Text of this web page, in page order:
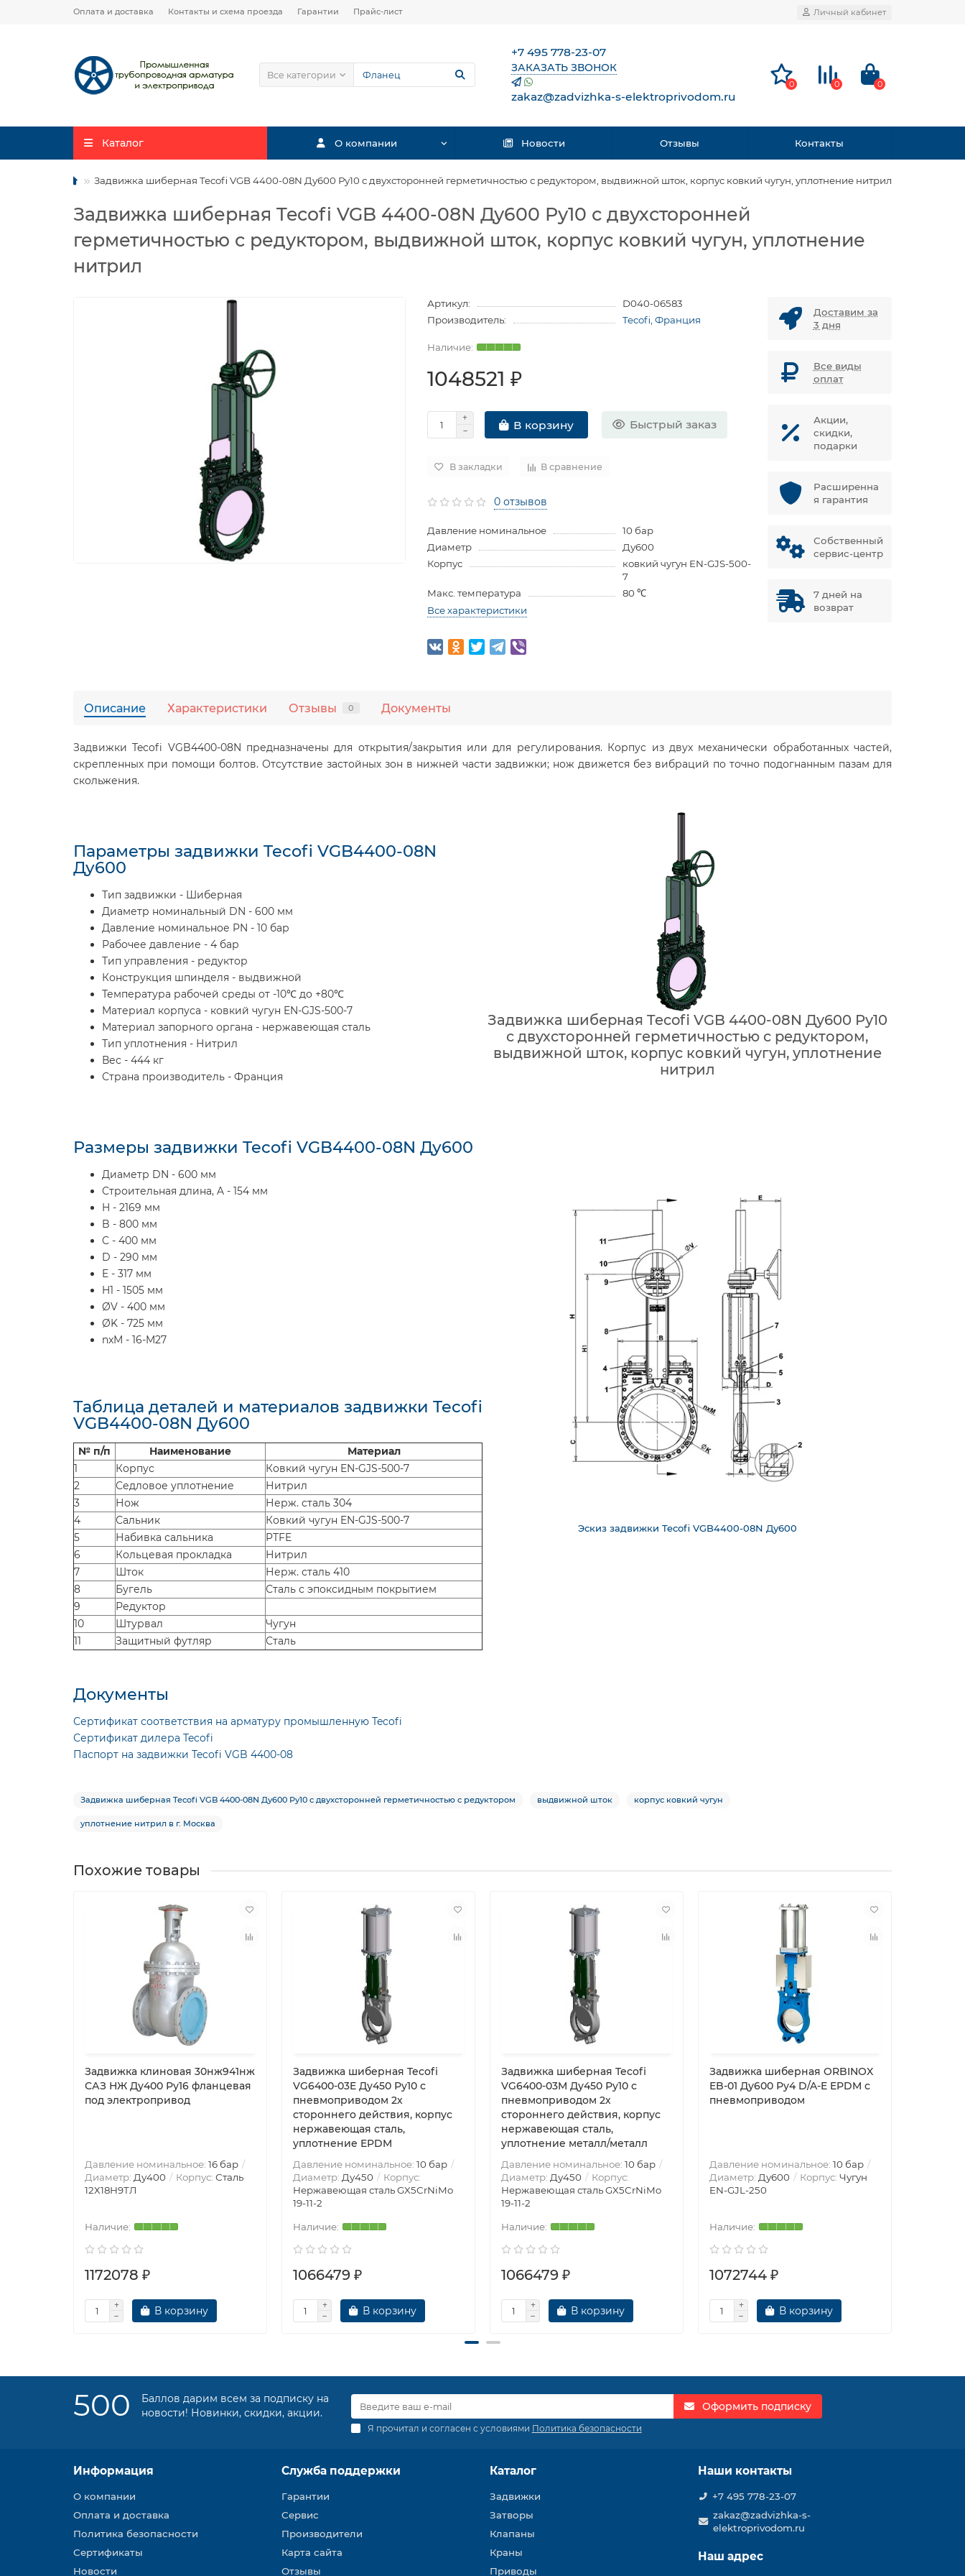
Оплата и доставка Контакты и схема проезда Гарантии Прайс-лист Личный кабинет
Все категории
+7 495 778-23-07
ЗАКАЗАТЬ ЗВОНОК
zakaz@zadvizhka-s-elektroprivodom.ru
0 0 0
Каталог О компании Новости Отзывы Контакты
Задвижка шиберная Tecofi VGB 4400-08N Ду600 Ру10 с двухсторонней герметичностью с редуктором, выдвижной шток, корпус ковкий чугун, уплотнение нитрил
Задвижка шиберная Tecofi VGB 4400-08N Ду600 Ру10 с двухсторонней
герметичностью с редуктором, выдвижной шток, корпус ковкий чугун, уплотнение
нитрил
Артикул:
D040-06583
Производитель:
Tecofi, Франция
1048521 ₽
В корзину Быстрый заказ
В закладки В сравнение
0 отзывов
Давление номинальное
10 бар
Диаметр
Ду600
Корпус
ковкий чугун EN-GJS-500-
7
Макс. температура
80 ℃
Все характеристики
Доставим за
3 дня
Все виды
оплат
Акции,
скидки,
подарки
Расширенна
я гарантия
Собственный
сервис-центр
7 дней на
возврат
Описание Характеристики Отзывы 0 Документы
Задвижки Tecofi VGB4400-08N предназначены для открытия/закрытия или для регулирования. Корпус из двух механически обработанных частей,
скрепленных при помощи болтов. Отсутствие застойных зон в нижней части задвижки; нож движется без вибраций по точно подогнанным пазам для
скольжения.
Параметры задвижки Tecofi VGB4400-08N
Ду600
Тип задвижки - Шиберная
Диаметр номинальный DN - 600 мм
Давление номинальное PN - 10 бар
Рабочее давление - 4 бар
Тип управления - редуктор
Конструкция шпинделя - выдвижной
Температура рабочей среды от -10℃ до +80℃
Материал корпуса - ковкий чугун EN-GJS-500-7
Материал запорного органа - нержавеющая сталь
Тип уплотнения - Нитрил
Вес - 444 кг
Страна производитель - Франция
Задвижка шиберная Tecofi VGB 4400-08N Ду600 Ру10
с двухсторонней герметичностью с редуктором,
выдвижной шток, корпус ковкий чугун, уплотнение
нитрил
Размеры задвижки Tecofi VGB4400-08N Ду600
Диаметр DN - 600 мм
Строительная длина, A - 154 мм
H - 2169 мм
B - 800 мм
C - 400 мм
D - 290 мм
E - 317 мм
H1 - 1505 мм
ØV - 400 мм
ØK - 725 мм
nxM - 16-M27
Эскиз задвижки Tecofi VGB4400-08N Ду600
Таблица деталей и материалов задвижки Tecofi
VGB4400-08N Ду600
№ п/п Наименование
Материал
1
Корпус
Ковкий чугун EN-GJS-500-7
2
Седловое уплотнение
Нитрил
3
Нож
Нерж. сталь 304
4
Сальник
Ковкий чугун EN-GJS-500-7
5
Набивка сальника
PTFE
6
Кольцевая прокладка
Нитрил
7
Шток
Нерж. сталь 410
8
Бугель
Сталь с эпоксидным покрытием
9
Редуктор
10
Штурвал
Чугун
11
Защитный футляр Сталь
Документы
Сертификат соответствия на арматуру промышленную Tecofi
Сертификат дилера Tecofi
Паспорт на задвижки Tecofi VGB 4400-08
Задвижка шиберная Tecofi VGB 4400-08N Ду600 Ру10 с двухсторонней герметичностью с редуктором выдвижной шток корпус ковкий чугун
уплотнение нитрил в г. Москва
Похожие товары
Задвижка клиновая 30нж941нж
САЗ НЖ Ду400 Ру16 фланцевая
под электропривод
Давление номинальное: 16 бар
Диаметр: Ду400 Корпус: Сталь
12Х18Н9ТЛ
1172078 ₽
В корзину
Задвижка шиберная Tecofi
VG6400-03E Ду450 Ру10 с
пневмоприводом 2х
стороннего действия, корпус
нержавеющая сталь,
уплотнение EPDM
Давление номинальное: 10 бар
Диаметр: Ду450
Корпус:
Нержавеющая сталь GX5CrNiMo
19-11-2
1066479 ₽
В корзину
Задвижка шиберная Tecofi
VG6400-03M Ду450 Ру10 с
пневмоприводом 2х
стороннего действия, корпус
нержавеющая сталь,
уплотнение металл/металл
Давление номинальное: 10 бар
Диаметр: Ду450
Корпус:
Нержавеющая сталь GX5CrNiMo
19-11-2
1066479 ₽
В корзину
Задвижка шиберная ORBINOX
EB-01 Ду600 Ру4 D/A-E EPDM с
пневмоприводом
Давление номинальное: 10 бар
Диаметр: Ду600 Корпус: Чугун
EN-GJL-250
1072744 ₽
В корзину
500
Баллов дарим всем за подписку на
новости! Новинки, скидки, акции.
Оформить подписку
Я прочитал и согласен с условиями Политика безопасности
Информация
О компании
Оплата и доставка
Политика безопасности
Сертификаты
Новости
Служба поддержки
Гарантии
Сервис
Производители
Карта сайта
Отзывы
Каталог
Задвижки
Затворы
Клапаны
Краны
Приводы
Наши контакты
+7 495 778-23-07
zakaz@zadvizhka-s-
elektroprivodom.ru
Наш адрес